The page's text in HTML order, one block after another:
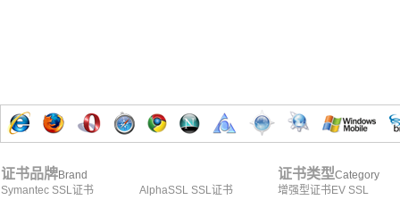
证书品牌Brand
Symantec SSL证书
AlphaSSL SSL证书
证书类型Category
增强型证书EV SSL